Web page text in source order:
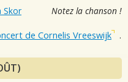
Skor Notez la chanson !
de Cornelis Vreeswijk .